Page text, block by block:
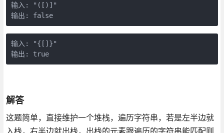
输入: "([)]"
输出: false
输入: "{[]}"
输出: true
解答
这题简单，直接维护一个堆栈，遍历字符串，若是左半边就
入栈，右半边就出栈，出栈的元素跟遍历的字符串能匹配则